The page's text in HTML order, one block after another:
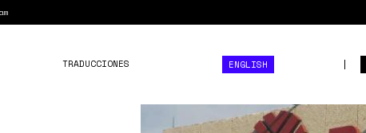
TRADUCCIONES ENGLISH
PDVSA.jpg